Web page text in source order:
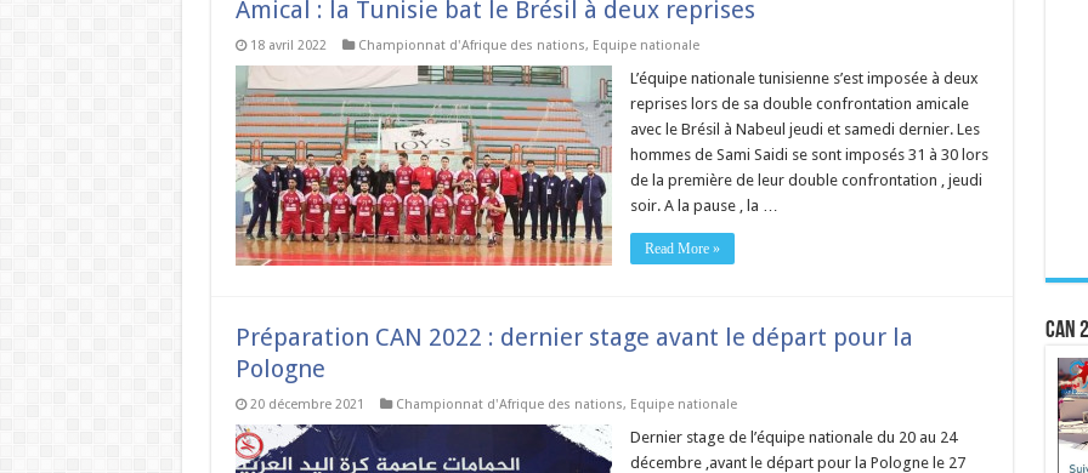
Amical : la Tunisie bat le Brésil à deux reprises
18 avril 2022 Championnat d'Afrique des nations, Equipe nationale
L’équipe nationale tunisienne s’est imposée à deux
reprises lors de sa double confrontation amicale
avec le Brésil à Nabeul jeudi et samedi dernier. Les
hommes de Sami Saidi se sont imposés 31 à 30 lors
de la première de leur double confrontation , jeudi
soir. A la pause , la …
Read More »
Préparation CAN 2022 : dernier stage avant le départ pour la
Pologne
20 décembre 2021 Championnat d'Afrique des nations, Equipe nationale
Dernier stage de l’équipe nationale du 20 au 24
décembre ,avant le départ pour la Pologne le 27
CAN